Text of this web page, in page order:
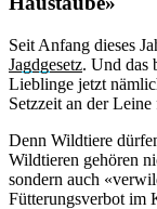
Seit Anfang dieses
Jagdgesetz. Und das
Lieblinge jetzt
Setzzeit an der
Denn Wildtiere
Wildtieren gehören
sondern auch
Fütterungsverbot im